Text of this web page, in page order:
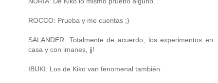
ROCCO: Prueba y me cuentas ;)
SALANDER: Totalmente de acuerdo, los experimentos en
casa y con imanes, jj!
IBUKI: Los de Kiko van fenomenal también.